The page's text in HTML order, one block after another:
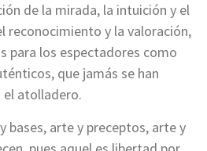
de la mirada, la intuición y el
reconocimiento y la valoración,
para los espectadores como
que jamás se han
el atolladero.
bases, arte y preceptos, arte y